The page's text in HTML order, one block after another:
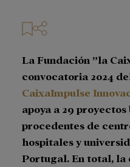
La Fundación ”la
convocatoria 2024
CaixaImpulse
apoya a 29
procedentes de
hospitales y
Portugal. En total, la